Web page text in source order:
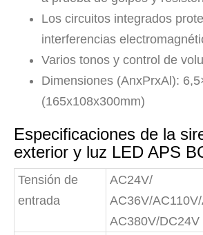
Los circuitos integrados
interferencias
Varios tonos y control de
Dimensiones (AnxPrxAl):
(165x108x300mm)
Especificaciones de la
exterior y luz LED APS
Tensión de
entrada
AC24V/
AC36V/
AC380V/